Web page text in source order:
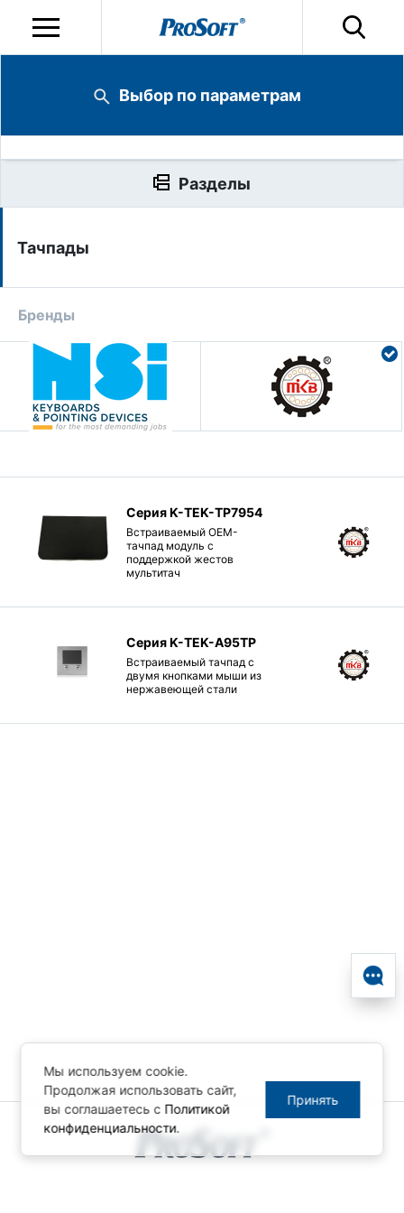
Тачпады
Бренды
Серия K-TEK-TP7954
Встраиваемый OEM-
тачпад модуль с
поддержкой жестов
мультитач
Серия K-TEK-A95TP
Встраиваемый тачпад с
двумя кнопками мыши из
нержавеющей стали
Выбор по параметрам
Разделы
Мы используем cookie.
Продолжая использовать сайт,
вы соглашаетесь с Политикой
конфиденциальности.
Принять